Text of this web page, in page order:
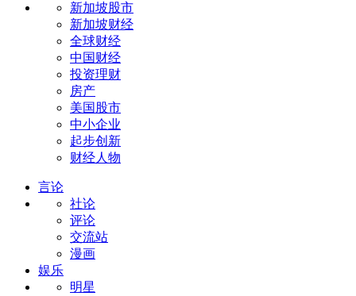
新加坡股市
新加坡财经
全球财经
中国财经
投资理财
房产
美国股市
中小企业
起步创新
财经人物
言论
社论
评论
交流站
漫画
娱乐
明星